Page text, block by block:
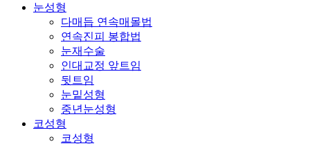
눈성형
다매듭 연속매몰법
연속진피 봉합법
눈재수술
인대교정 앞트임
뒷트임
눈밑성형
중년눈성형
코성형
코성형